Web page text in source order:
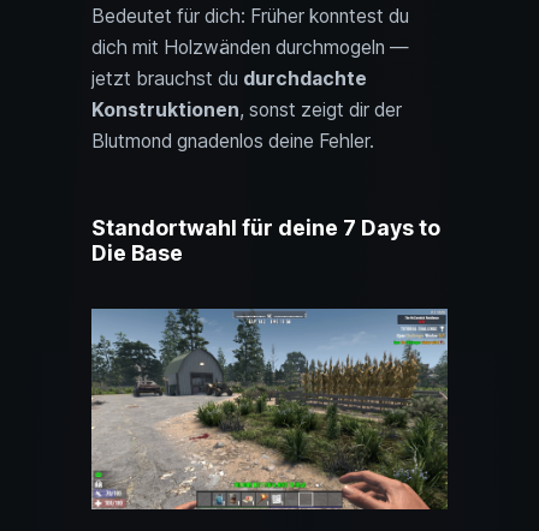
Bedeutet für dich: Früher konntest du
dich mit Holzwänden durchmogeln —
jetzt brauchst du durchdachte
Konstruktionen, sonst zeigt dir der
Blutmond gnadenlos deine Fehler.
Standortwahl für deine 7 Days to
Die Base